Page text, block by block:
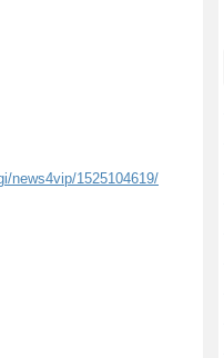
news4vip/1525104619/